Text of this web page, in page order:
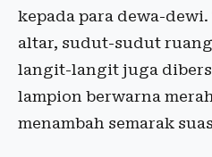
kepada para dewa-
altar, sudut-sudut
langit-langit juga
lampion berwarna
menambah semarak